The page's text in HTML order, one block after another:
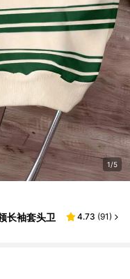
1/5
长袖套头卫
4.73 (91)